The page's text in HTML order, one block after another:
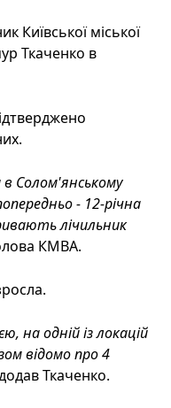
Київської міської
Ткаченко в
в Солом'янському
- 12-річна
лічильник
КМВА.
на одній із локацій
відомо про 4
Ткаченко.